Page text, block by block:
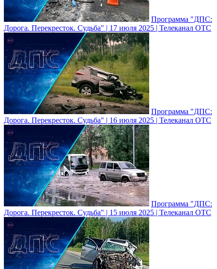
Программа "ДПС:
Дорога. Перекресток. Судьба" | 17 июля 2025 | Телеканал ОТС
Программа "ДПС:
Дорога. Перекресток. Судьба" | 16 июля 2025 | Телеканал ОТС
Программа "ДПС:
Дорога. Перекресток. Судьба" | 15 июля 2025 | Телеканал ОТС